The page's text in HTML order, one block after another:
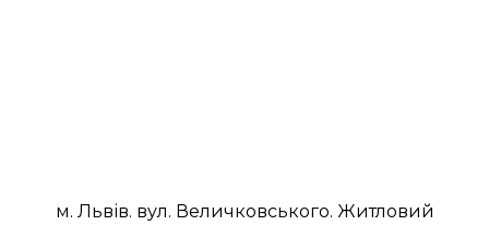
м. Львів. вул. Величковського. Житловий